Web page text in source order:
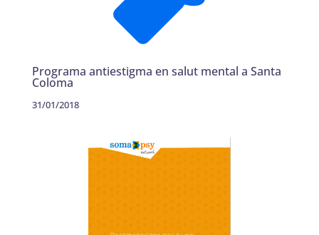
Programa antiestigma en salut mental a Santa
Coloma
31/01/2018